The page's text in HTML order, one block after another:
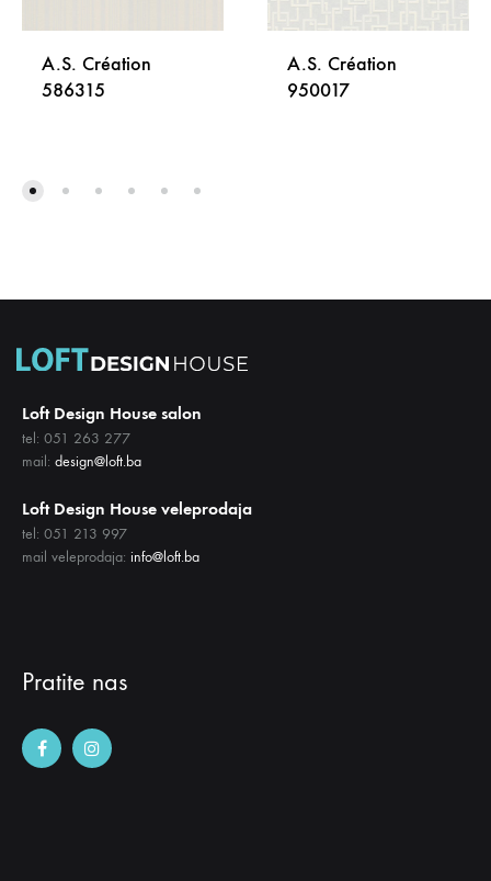
A.S. Création
586315
A.S. Création
950017
Loft Design House salon
tel: 051 263 277
mail: design@loft.ba
Loft Design House veleprodaja
tel: 051 213 997
mail veleprodaja: info@loft.ba
Pratite nas